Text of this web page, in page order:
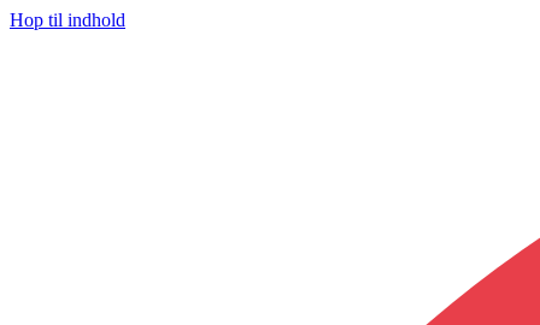
Hop til indhold